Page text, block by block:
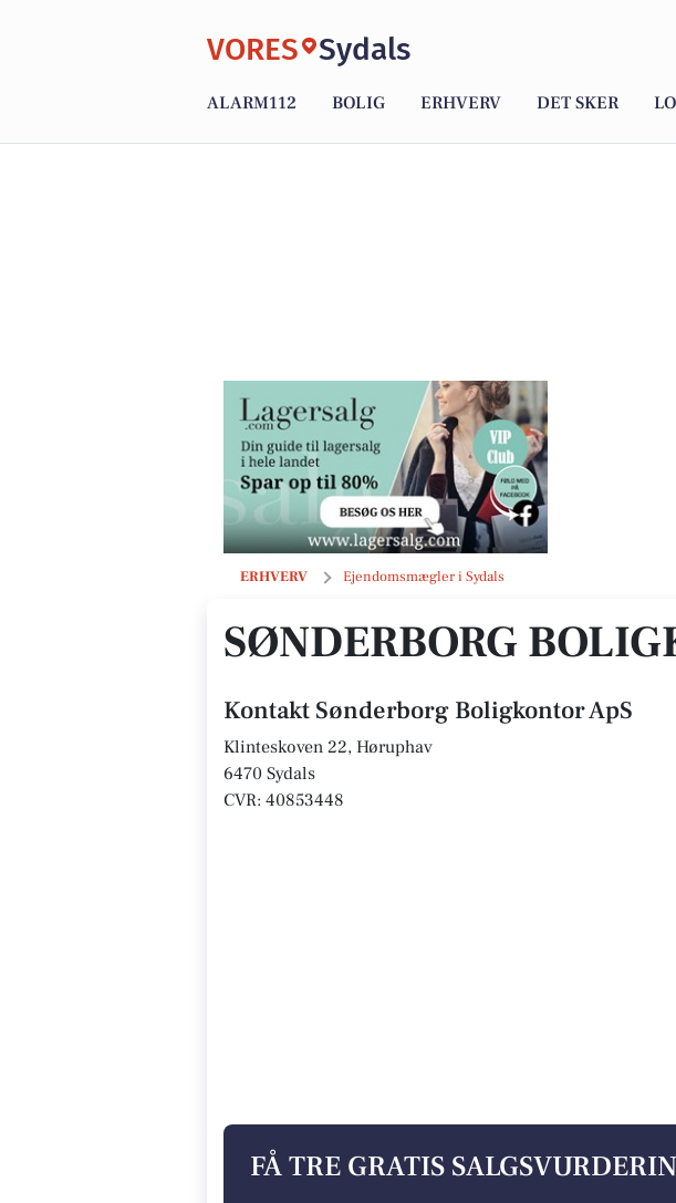
VORES Sydals
ALARM112 BOLIG ERHVERV DET SKER
ERHVERV Ejendomsmægler i Sydals
Sønderborg Boligkontor ApS
SØNDERBORG
Kontakt Sønderborg Boligkontor ApS
Klinteskoven 22, Høruphav
6470 Sydals
CVR: 40853448
FÅ TRE GRATIS